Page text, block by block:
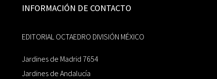
INFORMACIÓN DE CONTACTO
EDITORIAL OCTAEDRO DIVISIÓN MÉXICO
Jardines de Madrid 7654
Jardines de Andalucía